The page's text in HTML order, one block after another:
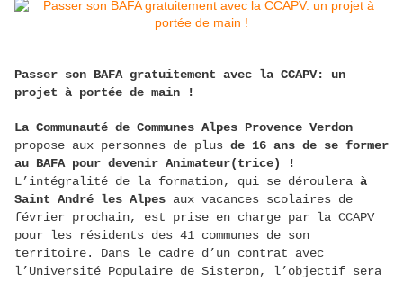
Passer son BAFA gratuitement avec la CCAPV: un
projet à portée de main !
La Communauté de Communes Alpes Provence Verdon
propose aux personnes de plus de 16 ans de se former
au BAFA pour devenir Animateur(trice) !
L’intégralité de la formation, qui se déroulera à
Saint André les Alpes aux vacances scolaires de
février prochain, est prise en charge par la CCAPV
pour les résidents des 41 communes de son
territoire. Dans le cadre d’un contrat avec
l’Université Populaire de Sisteron, l’objectif sera